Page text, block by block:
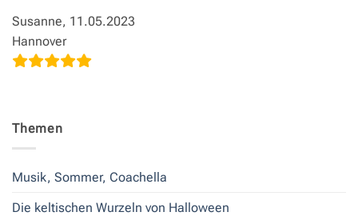
Susanne, 11.05.2023
Hannover
Themen
Musik, Sommer, Coachella
Die keltischen Wurzeln von Halloween